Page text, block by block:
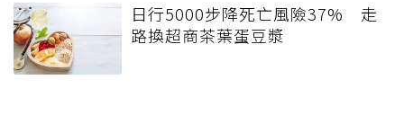
日行5000步降死亡風險37% 走
路換超商茶葉蛋豆漿